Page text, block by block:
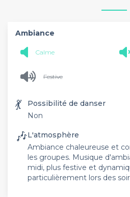
Ambiance
Calme
Festive
💃
Possibilité de danser
Non
🎶L'atmosphère
Ambiance chaleureuse et
les groupes. Musique
midi, plus festive et
particulièrement lors des